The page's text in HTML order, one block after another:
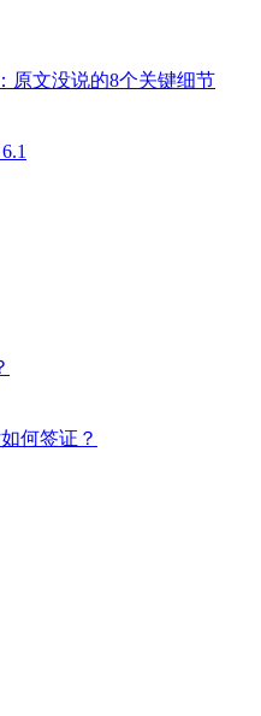
原文没说的8个关键细节
何签证？